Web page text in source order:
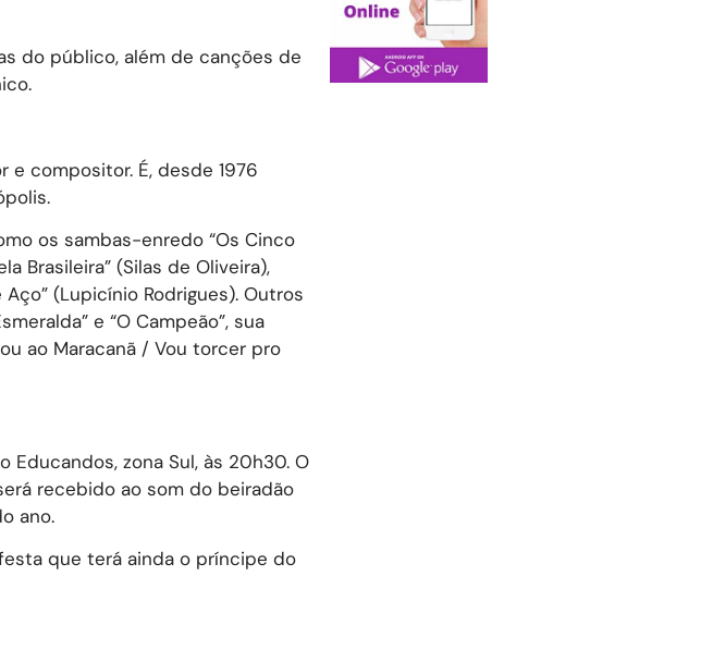
do público, além de canções de
e compositor. É, desde 1976
os sambas-enredo “Os Cinco
Brasileira” (Silas de Oliveira),
(Lupicínio Rodrigues). Outros
e “O Campeão”, sua
ao Maracanã / Vou torcer pro
zona Sul, às 20h30. O
recebido ao som do beiradão
ano.
festa que terá ainda o príncipe do